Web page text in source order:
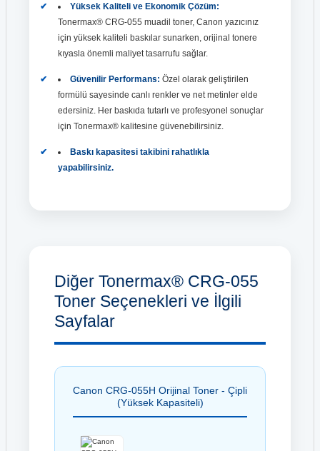
Yüksek Kaliteli ve Ekonomik Çözüm:
Tonermax® CRG-055 muadil toner, Canon yazıcınız
için yüksek kaliteli baskılar sunarken, orijinal tonere
kıyasla önemli maliyet tasarrufu sağlar.
Güvenilir Performans: Özel olarak geliştirilen
formülü sayesinde canlı renkler ve net metinler elde
edersiniz. Her baskıda tutarlı ve profesyonel sonuçlar
için Tonermax® kalitesine güvenebilirsiniz.
Baskı kapasitesi takibini rahatlıkla
yapabilirsiniz.
Diğer Tonermax® CRG-055
Toner Seçenekleri ve İlgili
Sayfalar
Canon CRG-055H Orijinal Toner - Çipli
(Yüksek Kapasiteli)